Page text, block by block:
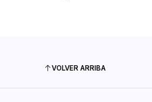
VOLVER ARRIBA